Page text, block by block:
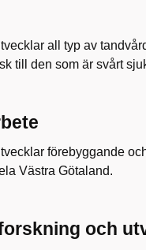
all typ av
till den som är svårt
förebyggande
Västra Götaland.
och